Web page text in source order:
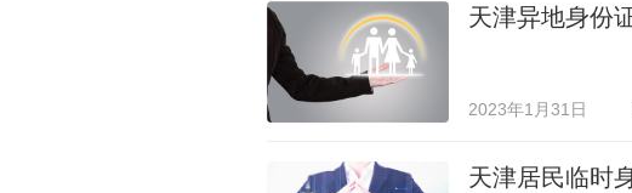
天津异地身份
2023年1月31日
天津居民临时